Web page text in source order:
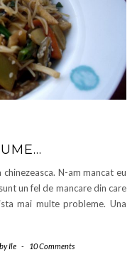
N-am mancat eu
un fel de mancare din care
mai multe probleme. Una
byIle - 10 Comments